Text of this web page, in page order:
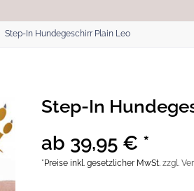
Step-In Hundegeschirr Plain Leo
Step-In
ab 39,95 € *
*Preise inkl. gesetzlicher MwSt.zzgl.